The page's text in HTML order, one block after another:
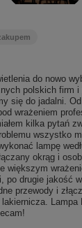
do nowo
polskich firm
się do jadalni.
wrażeniem
kilka pytań
wszystko
lampę
okrąg i
większym
po drugie jakość
przewody i
Lampa